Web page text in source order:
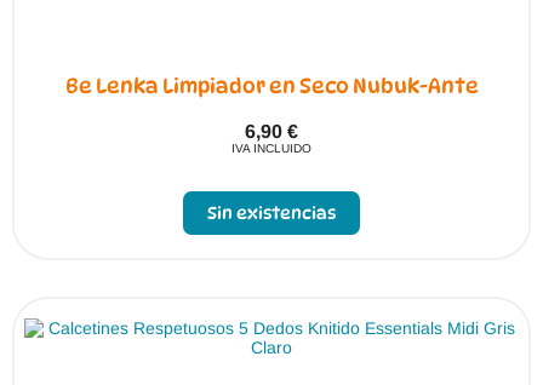
Be Lenka Limpiador en Seco Nubuk-Ante
6,90 €
IVA INCLUIDO
Sin existencias